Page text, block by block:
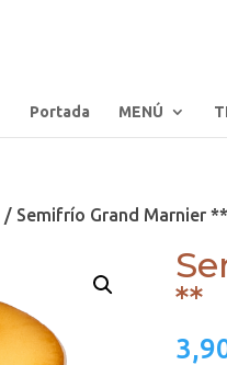
Portada MENÚ
/ Semifrío Grand Marnier **
**